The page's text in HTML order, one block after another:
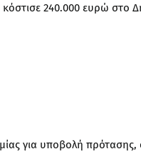
240.000 ευρώ στο
για υποβολή πρότασης,